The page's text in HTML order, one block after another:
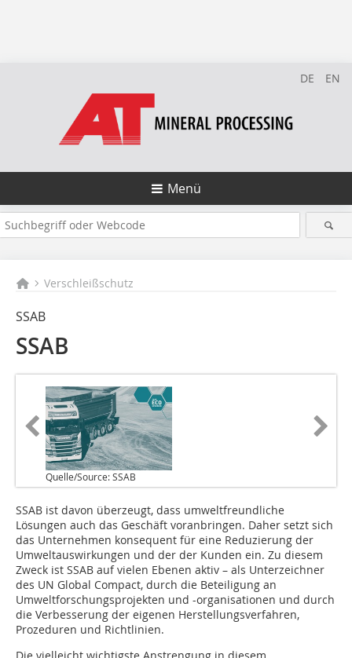
DE EN
Menü
Verschleißschutz
SSAB
SSAB
Quelle/Source: SSAB
S‌SAB ist davon überzeugt, dass umweltfreundliche
Lösungen auch das Geschäft voranbringen. Daher setzt sich
das Unternehmen konsequent für eine Reduzierung der
Umweltauswirkungen und der der Kunden ein. Zu diesem
Zweck ist SSAB auf vielen Ebenen aktiv – als Unterzeichner
des UN Global Compact, durch die Beteiligung an
Umweltforschungsprojekten und -organisationen und durch
die Verbesserung der eigenen Herstellungsverfahren,
Prozeduren und Richtlinien.